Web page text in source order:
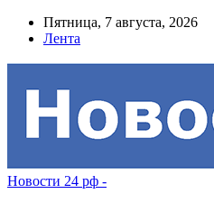
Пятница, 7 августа, 2026
Лента
Новости 24 рф -